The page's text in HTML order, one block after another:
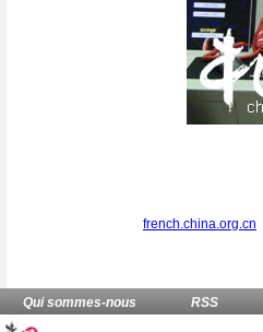
french.china.org.cn